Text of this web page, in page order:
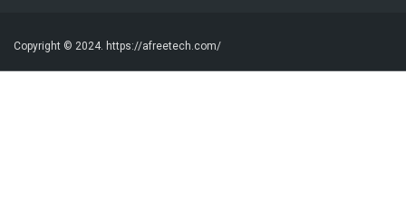
Copyright © 2024. https://afreetech.com/